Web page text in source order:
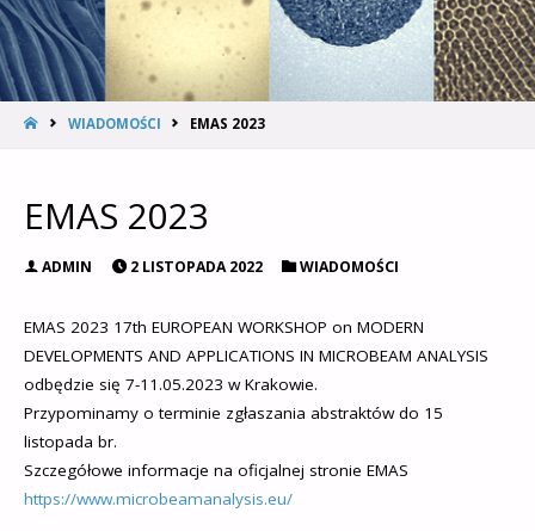
WIADOMOŚCI EMAS 2023
EMAS 2023
ADMIN 2 LISTOPADA 2022 WIADOMOŚCI
EMAS 2023 17th EUROPEAN WORKSHOP on MODERN
DEVELOPMENTS AND APPLICATIONS IN MICROBEAM ANALYSIS
odbędzie się 7-11.05.2023 w Krakowie.
Przypominamy o terminie zgłaszania abstraktów do 15
listopada br.
Szczegółowe informacje na oficjalnej stronie EMAS
https://www.microbeamanalysis.eu/